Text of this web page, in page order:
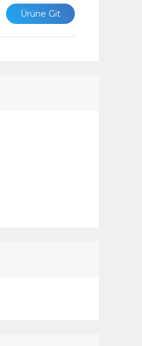
Ürüne Git